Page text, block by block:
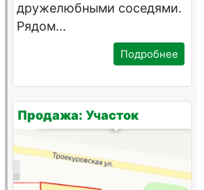
дружелюбными соседями.
Рядом...
Подробнее
Продажа: Участок